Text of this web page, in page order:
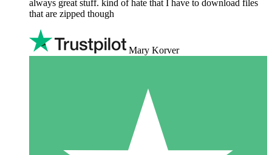
always great stuff. kind of hate that I have to download files
that are zipped though
Mary Korver